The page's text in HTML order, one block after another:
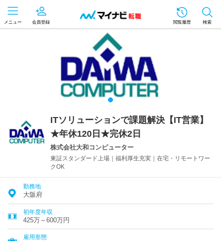
メニュー 会員登録 閲覧履歴 検索
ITソリューションで課題解決【IT営業】
★年休120日★完休2日
株式会社大和コンピューター
東証スタンダード上場｜福利厚生充実｜在宅・リモートワー
クOK
勤務地
大阪府
初年度年収
425万～600万円
雇用形態